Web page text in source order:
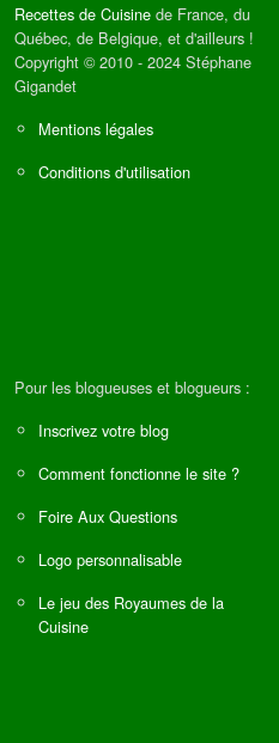
Recettes de Cuisine de France, du
Québec, de Belgique, et d'ailleurs !
Copyright © 2010 - 2024 Stéphane
Gigandet
Mentions légales
Conditions d'utilisation
Pour les blogueuses et blogueurs :
Inscrivez votre blog
Comment fonctionne le site ?
Foire Aux Questions
Logo personnalisable
Le jeu des Royaumes de la
Cuisine